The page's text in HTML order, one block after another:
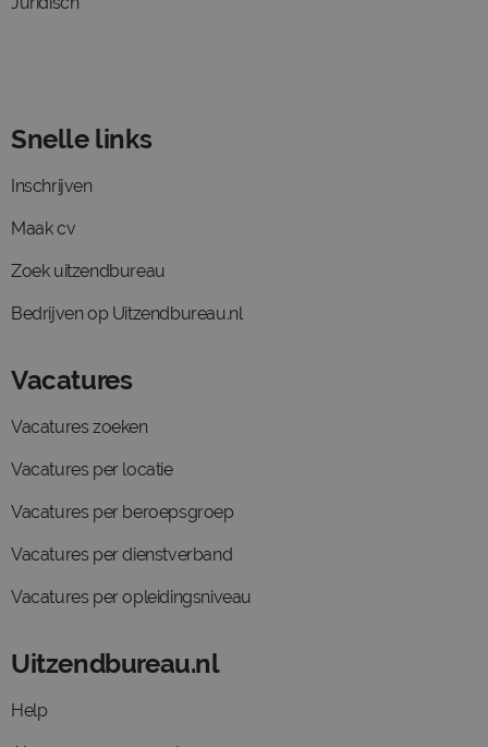
Snelle links
Inschrijven
Maak cv
Zoek uitzendbureau
Bedrijven op Uitzendbureau.nl
Vacatures
Vacatures zoeken
Vacatures per locatie
Vacatures per beroepsgroep
Vacatures per dienstverband
Vacatures per opleidingsniveau
Uitzendbureau.nl
Help